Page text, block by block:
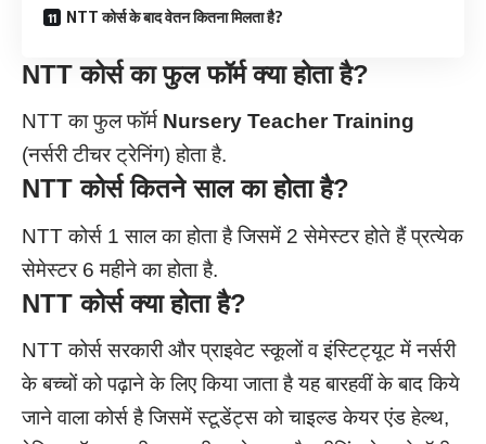
NTT कोर्स के बाद वेतन कितना मिलता है?
NTT कोर्स का फुल फॉर्म क्या होता है?
NTT का फुल फॉर्म Nursery Teacher Training
(नर्सरी टीचर ट्रेनिंग) होता है.
NTT कोर्स कितने साल का होता है?
NTT कोर्स 1 साल का होता है जिसमें 2 सेमेस्टर होते हैं प्रत्येक
सेमेस्टर 6 महीने का होता है.
NTT कोर्स क्या होता है?
NTT कोर्स सरकारी और प्राइवेट स्कूलों व इंस्टिट्यूट में नर्सरी
के बच्चों को पढ़ाने के लिए किया जाता है यह बारहवीं के बाद किये
जाने वाला कोर्स है जिसमें स्टूडेंट्स को चाइल्ड केयर एंड हेल्थ,